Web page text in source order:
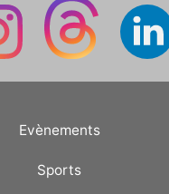
Evènements
Sports